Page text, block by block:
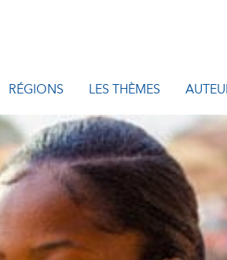
RÉGIONS LES THÈMES